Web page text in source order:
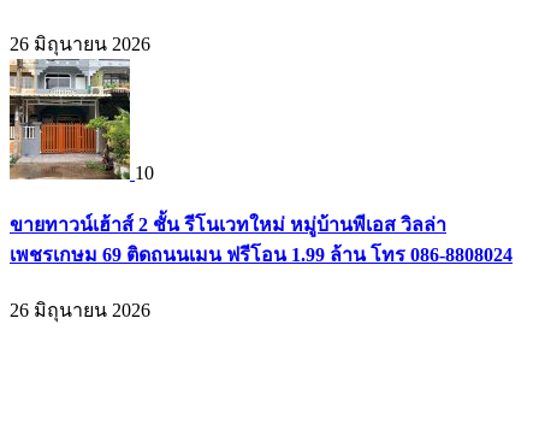
26 มิถุนายน 2026
10
ขายทาวน์เฮ้าส์ 2 ชั้น รีโนเวทใหม่ หมู่บ้านพีเอส วิลล่า
เพชรเกษม 69 ติดถนนเมน ฟรีโอน 1.99 ล้าน โทร 086-8808024
26 มิถุนายน 2026